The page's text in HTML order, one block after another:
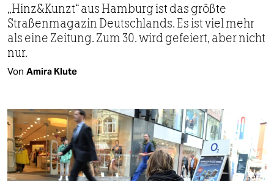
„Hinz&Kunzt“ aus Hamburg ist das größte
Straßenmagazin Deutschlands. Es ist viel mehr
als eine Zeitung. Zum 30. wird gefeiert, aber nicht
nur.
Von Amira Klute